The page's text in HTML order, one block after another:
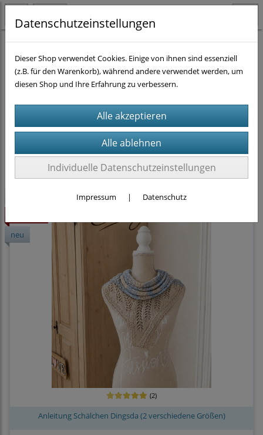
Strickanleitungen
Sortierung wählen
Filter
neu
(2)
Anleitung Schälchen Dingsda (2 verschiedene Größen)
Datenschutzeinstellungen
Dieser Shop verwendet Cookies. Einige von ihnen sind essenziell
(z.B. für den Warenkorb), während andere verwendet werden, um
diesen Shop und Ihre Erfahrung zu verbessern.
Individuelle Datenschutzeinstellungen
Impressum | Datenschutz